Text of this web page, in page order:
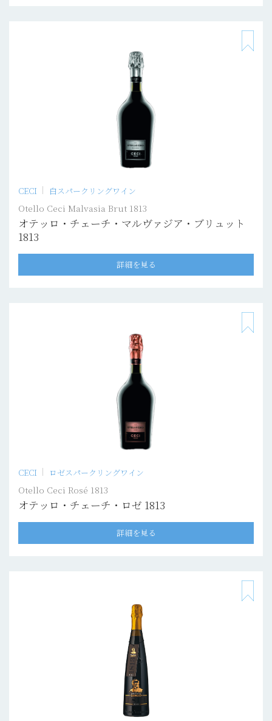
CECI 白スパークリングワイン
Otello Ceci Malvasia Brut 1813
オテッロ・チェーチ・マルヴァジア・ブリュット
1813
詳細を見る
CECI ロゼスパークリングワイン
Otello Ceci Rosé 1813
オテッロ・チェーチ・ロゼ 1813
詳細を見る